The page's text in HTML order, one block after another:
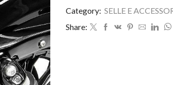
Category: SELLE E
Share: